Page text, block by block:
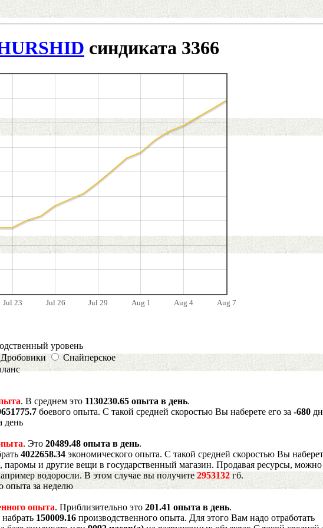
синдиката 3366
Jul 23 Jul 26 Jul 29 Aug 1 Aug 4 Aug 7
уровень
Дробовики
Снайперское
. В среднем это 1130230.65 опыта в день.
боевого опыта. С такой средней скоростью Вы наберете его за -680
день
. Это 20489.48 опыта в день.
4022658.34 экономического опыта. С такой средней скоростью Вы
и другие вещи в государственный магазин. Продавая ресурсы,
водоросли. В этом случае вы получите 2953132 гб.
опыта за неделю
опыта. Приблизительно это 201.41 опыта в день.
150009.16 производственного опыта. Для этого Вам надо отработать